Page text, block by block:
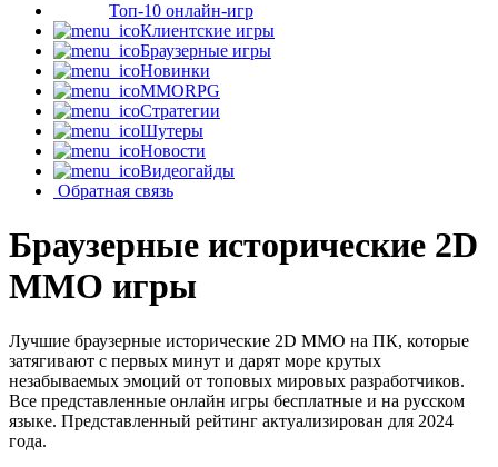
Топ-10 онлайн-игр
Клиентские игры
Браузерные игры
Новинки
MMORPG
Стратегии
Шутеры
Новости
Видеогайды
Обратная связь
Браузерные исторические 2D
MMO игры
Лучшие браузерные исторические 2D MMO на ПК, которые
затягивают с первых минут и дарят море крутых
незабываемых эмоций от топовых мировых разработчиков.
Все представленные онлайн игры бесплатные и на русском
языке. Представленный рейтинг актуализирован для 2024
года.